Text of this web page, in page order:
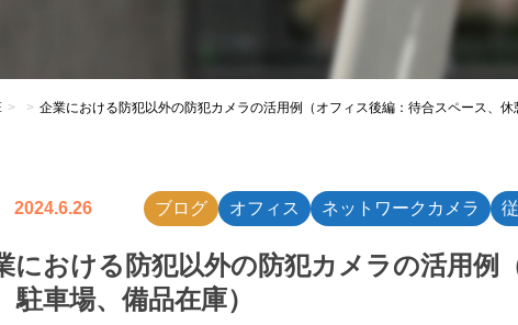
企業における防犯以外の防犯カメラの活用例（オフィス後編：待合スペース、休
2024.6.26 ブログ オフィス ネットワークカメラ
における防犯以外の防犯カメラの活用例
駐車場、備品在庫）